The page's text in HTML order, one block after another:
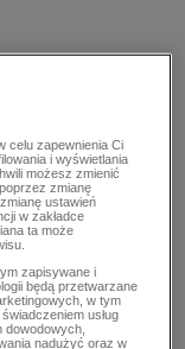
celu zapewnienia Ci
i wyświetlania
możesz zmienić
zmianę
ustawień
w zakładce
ta może
zapisywane i
będą przetwarzane
w tym
usług
dowodowych,
nadużyć oraz w